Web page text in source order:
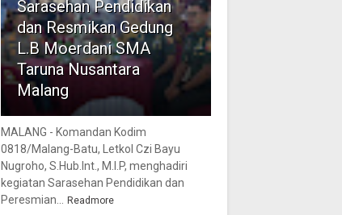
Sarasehan Pendidikan
dan Resmikan Gedung
L.B Moerdani SMA
Taruna Nusantara
Malang
MALANG - Komandan Kodim
0818/Malang-Batu, Letkol Czi Bayu
Nugroho, S.Hub.Int., M.I.P, menghadiri
kegiatan Sarasehan Pendidikan dan
Peresmian... Readmore